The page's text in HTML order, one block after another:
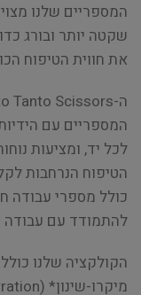
המספריים שלנו
שקטה יותר ובורג
את חווית הטיפוח
המספריים עם
לכל יד, ומציעות
כולל מספרי עבודה
להתמודד עם
הקולקציה שלנו